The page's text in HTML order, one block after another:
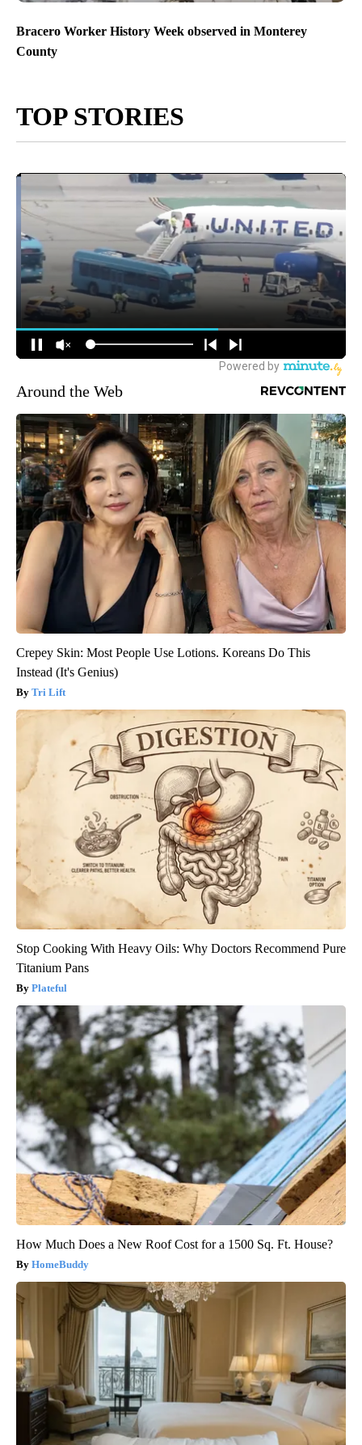
Bracero Worker History Week observed in Monterey
County
TOP STORIES
Around the Web
Crepey Skin: Most People Use Lotions. Koreans Do This
Instead (It's Genius)
Tri Lift
Stop Cooking With Heavy Oils: Why Doctors Recommend Pure
Titanium Pans
Plateful
How Much Does a New Roof Cost for a 1500 Sq. Ft. House?
HomeBuddy